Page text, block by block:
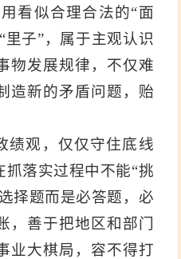
看似合理合法的“面
里子”，属于主观认识
物发展规律，不仅难
造新的矛盾问题，贻
绩观，仅仅守住底线
落实过程中不能“挑
择题而是必答题，必
，善于把地区和部门
业大棋局，容不得打